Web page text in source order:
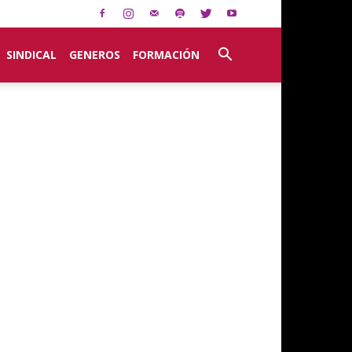
SINDICAL GENEROS FORMACIÓN